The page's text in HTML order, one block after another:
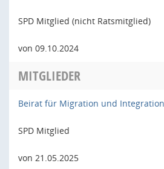
SPD Mitglied (nicht Ratsmitglied)
von 09.10.2024
MITGLIEDER
Beirat für Migration und
SPD Mitglied
von 21.05.2025